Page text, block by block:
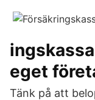
eget
Tänk på att